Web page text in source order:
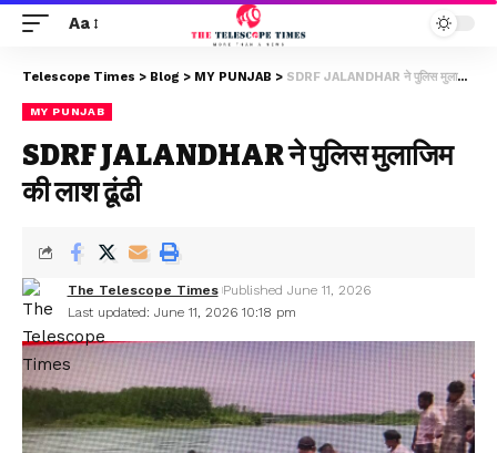
Aa
Telescope Times > Blog > MY PUNJAB > SDRF JALANDHAR ने पुलिस मुलाजिम की लाश ढूंढी
MY PUNJAB
SDRF JALANDHAR ने पुलिस मुलाजिम
की लाश ढूंढी
Last updated: June 11, 2026 10:18 pm
The Telescope Times Published June 11, 2026